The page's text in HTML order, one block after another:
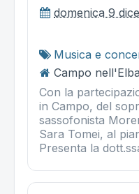
domenica 9
Musica e
Campo
Con la
in Campo, del
sassofonista
Sara Tomei, al
Presenta la